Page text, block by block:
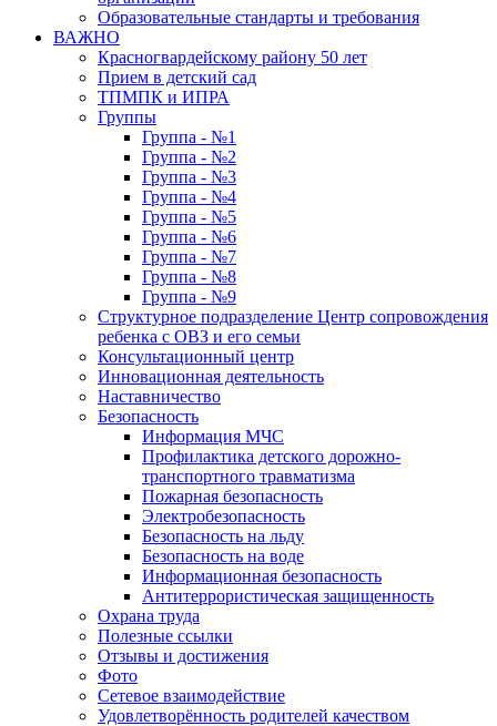
Образовательные стандарты и требования
ВАЖНО
Красногвардейскому району 50 лет
Прием в детский сад
ТПМПК и ИПРА
Группы
Группа - №1
Группа - №2
Группа - №3
Группа - №4
Группа - №5
Группа - №6
Группа - №7
Группа - №8
Группа - №9
Структурное подразделение Центр сопровождения
ребенка с ОВЗ и его семьи
Консультационный центр
Инновационная деятельность
Наставничество
Безопасность
Информация МЧС
Профилактика детского дорожно-
транспортного травматизма
Пожарная безопасность
Электробезопасность
Безопасность на льду
Безопасность на воде
Информационная безопасность
Антитеррористическая защищенность
Охрана труда
Полезные ссылки
Отзывы и достижения
Фото
Сетевое взаимодействие
Удовлетворённость родителей качеством